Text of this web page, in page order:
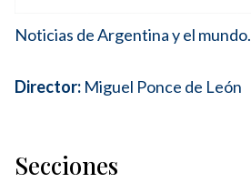
Noticias de Argentina y el mundo.
Director: Miguel Ponce de León
Secciones